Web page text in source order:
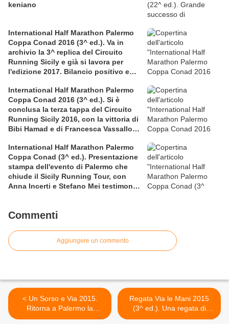
keniano
International Half Marathon Palermo
Coppa Conad 2016 (3^ ed.). Va in
archivio la 3^ replica del Circuito
Running Sicily e già si lavora per
l'edizione 2017. Bilancio positivo e
maschile a squadre
International Half Marathon Palermo
Coppa Conad 2016 (3^ ed.). Si è
conclusa la terza tappa del Circuito
Running Sicily 2016, con la vittoria di
Bibi Hamad e di Francesca Vassallo
International Half Marathon Palermo
Coppa Conad (3^ ed.). Presentazione
stampa dell'evento di Palermo che
chiude il Sicily Running Tour, con
Anna Incerti e Stefano Mei testimonial
Commenti
Aggiungere un commento
< Un Sorso e Via 2015.
Ritorna a Palermo la
celebre competizione su
Regata Via le Mani 2015
(3^ ed.). Una regata di
canottaggio in rosa, sul